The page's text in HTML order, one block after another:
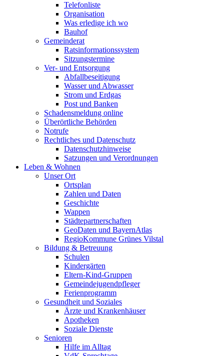
Telefonliste
Organisation
Was erledige ich wo
Bauhof
Gemeinderat
Ratsinformationssystem
Sitzungstermine
Ver- und Entsorgung
Abfallbeseitigung
Wasser und Abwasser
Strom und Erdgas
Post und Banken
Schadensmeldung online
Überörtliche Behörden
Notrufe
Rechtliches und Datenschutz
Datenschutzhinweise
Satzungen und Verordnungen
Leben & Wohnen
Unser Ort
Ortsplan
Zahlen und Daten
Geschichte
Wappen
Städtepartnerschaften
GeoDaten und BayernAtlas
RegioKommune Grünes Vilstal
Bildung & Betreuung
Schulen
Kindergärten
Eltern-Kind-Gruppen
Gemeindejugendpfleger
Ferienprogramm
Gesundheit und Soziales
Ärzte und Krankenhäuser
Apotheken
Soziale Dienste
Senioren
Hilfe im Alltag